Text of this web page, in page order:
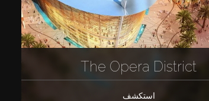
The Opera District
استكشف